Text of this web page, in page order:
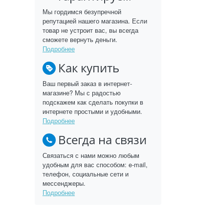
Мы гордимся безупречной
репутацией нашего магазина. Если
товар не устроит вас, вы всегда
сможете вернуть деньги.
Подробнее
Как купить
Ваш первый заказ в интернет-
магазине? Мы с радостью
подскажем как сделать покупки в
интернете простыми и удобными.
Подробнее
Всегда на связи
Связаться с нами можно любым
удобным для вас способом: e-mail,
телефон, социальные сети и
мессенджеры.
Подробнее